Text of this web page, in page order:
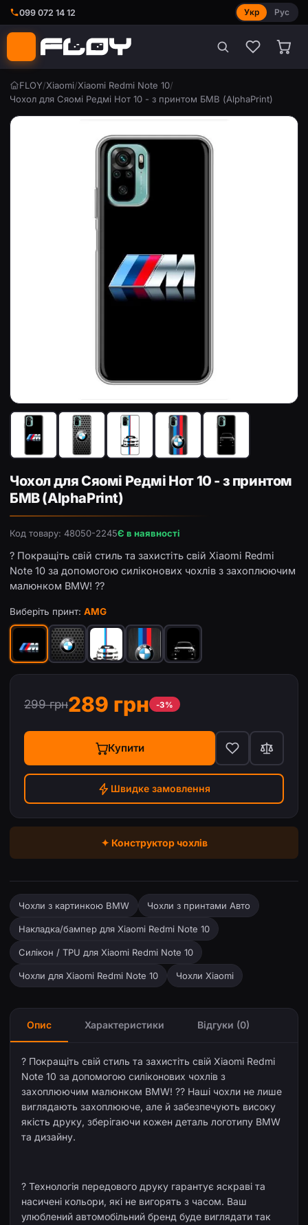
099 072 14 12 Укр Рус
FLOY/Xiaomi/Xiaomi Redmi Note 10/
Чохол для Сяомі Редмі Нот 10 - з принтом БМВ (AlphaPrint)
Чохол з принтом «AMG» для Xiaomi Redmi Note 10
Чохол для Сяомі Редмі Нот 10 - з принтом
БМВ (AlphaPrint)
Код товару: 48050-2245Є в наявності
? Покращіть свій стиль та захистіть свій Xiaomi Redmi
Note 10 за допомогою силіконових чохлів з захоплюючим
малюнком BMW! ??
Виберіть принт: AMG
299 грн289 грн -3%
Купити
Швидке замовлення
✦ Конструктор чохлів
Чохли з картинкою BMW Чохли з принтами Авто
Накладка/бампер для Xiaomi Redmi Note 10
Силікон / TPU для Xiaomi Redmi Note 10
Чохли для Xiaomi Redmi Note 10 Чохли Xiaomi
Опис Характеристики Відгуки (0)
? Покращіть свій стиль та захистіть свій Xiaomi Redmi
Note 10 за допомогою силіконових чохлів з
захоплюючим малюнком BMW! ?? Наші чохли не лише
виглядають захоплююче, але й забезпечують високу
якість друку, зберігаючи кожен деталь логотипу BMW
та дизайну.
?️ Технологія передового друку гарантує яскраві та
насичені кольори, які не вигорять з часом. Ваш
улюблений автомобільний бренд буде виглядати так